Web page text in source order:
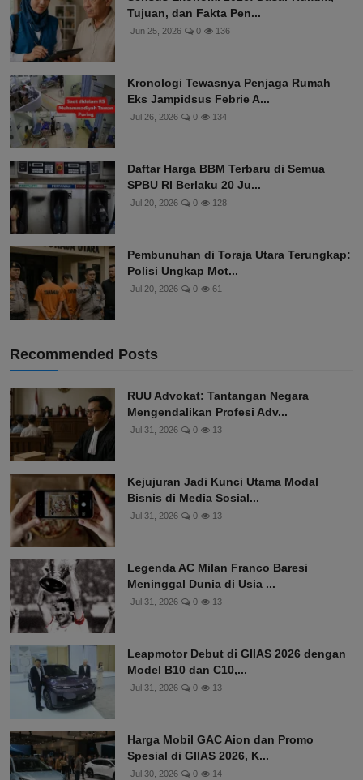
Tujuan, dan Fakta Pen...
Jun 25, 2026 0 136
Kronologi Tewasnya Penjaga Rumah
Eks Jampidsus Febrie A...
Jul 26, 2026 0 134
Daftar Harga BBM Terbaru di Semua
SPBU RI Berlaku 20 Ju...
Jul 20, 2026 0 128
Pembunuhan di Toraja Utara Terungkap:
Polisi Ungkap Mot...
Jul 20, 2026 0 61
Recommended Posts
RUU Advokat: Tantangan Negara
Mengendalikan Profesi Adv...
Jul 31, 2026 0 13
Kejujuran Jadi Kunci Utama Modal
Bisnis di Media Sosial...
Jul 31, 2026 0 13
Legenda AC Milan Franco Baresi
Meninggal Dunia di Usia ...
Jul 31, 2026 0 13
Leapmotor Debut di GIIAS 2026 dengan
Model B10 dan C10,...
Jul 31, 2026 0 13
Harga Mobil GAC Aion dan Promo
Spesial di GIIAS 2026, K...
Jul 30, 2026 0 14